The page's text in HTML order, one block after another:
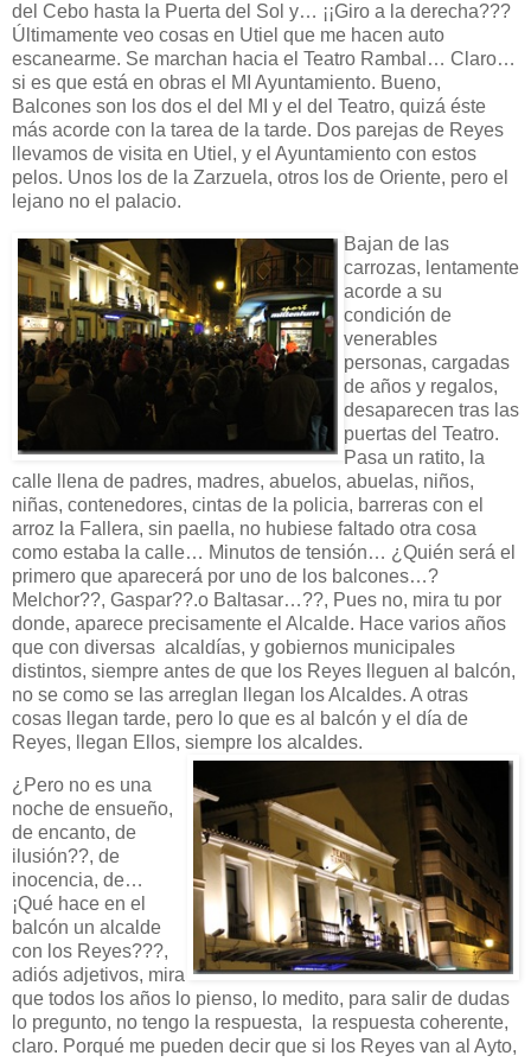
del Cebo hasta la Puerta del Sol y… ¡¡Giro a la derecha???
Últimamente veo cosas en Utiel que me hacen auto
escanearme. Se marchan hacia el Teatro Rambal… Claro…
si es que está en obras el MI Ayuntamiento. Bueno,
Balcones son los dos el del MI y el del Teatro, quizá éste
más acorde con la tarea de la tarde. Dos parejas de Reyes
llevamos de visita en Utiel, y el Ayuntamiento con estos
pelos. Unos los de la Zarzuela, otros los de Oriente, pero el
lejano no el palacio.
Bajan de las
carrozas, lentamente
acorde a su
condición de
venerables
personas, cargadas
de años y regalos,
desaparecen tras las
puertas del Teatro.
Pasa un ratito, la
calle llena de padres, madres, abuelos, abuelas, niños,
niñas, contenedores, cintas de la policia, barreras con el
arroz la Fallera, sin paella, no hubiese faltado otra cosa
como estaba la calle… Minutos de tensión… ¿Quién será el
primero que aparecerá por uno de los balcones…?
Melchor??, Gaspar??.o Baltasar…??, Pues no, mira tu por
donde, aparece precisamente el Alcalde. Hace varios años
que con diversas alcaldías, y gobiernos municipales
distintos, siempre antes de que los Reyes lleguen al balcón,
no se como se las arreglan llegan los Alcaldes. A otras
cosas llegan tarde, pero lo que es al balcón y el día de
Reyes, llegan Ellos, siempre los alcaldes.
¿Pero no es una
noche de ensueño,
de encanto, de
ilusión??, de
inocencia, de…
¡Qué hace en el
balcón un alcalde
con los Reyes???,
adiós adjetivos, mira
que todos los años lo pienso, lo medito, para salir de dudas
lo pregunto, no tengo la respuesta, la respuesta coherente,
claro. Porqué me pueden decir que si los Reyes van al Ayto,